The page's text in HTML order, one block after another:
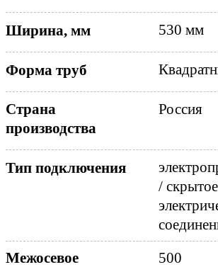
Ширина, мм 530 мм
Форма труб
Страна
производства
Россия
Тип подключения
/ скрытое
Межосевое
500